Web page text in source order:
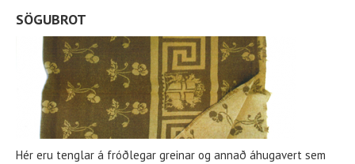
SÖGUBROT
Hér eru tenglar á fróðlegar greinar og annað áhugavert sem